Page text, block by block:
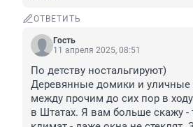
ОТВЕТИТЬ
Гость
11 апреля 2025, 08:51
По детству ностальгируют)
Деревянные домики и
между прочим до сих пор в ходу
в Штатах. Я вам больше скажу -